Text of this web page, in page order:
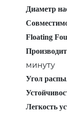
Диаметр
Floating
минуту
Угол
Легкость